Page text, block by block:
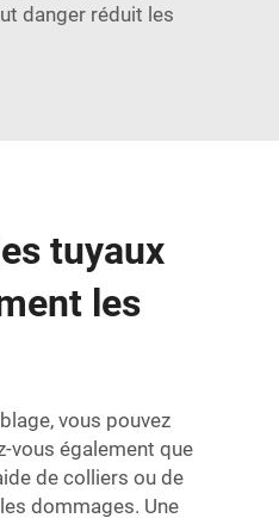
danger réduit les
tuyaux
les
vous pouvez
vous également que
de colliers ou de
dommages. Une